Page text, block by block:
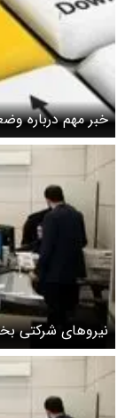
خبر مهم درباره
نیروهای شرکتی
گروه اعلام شد